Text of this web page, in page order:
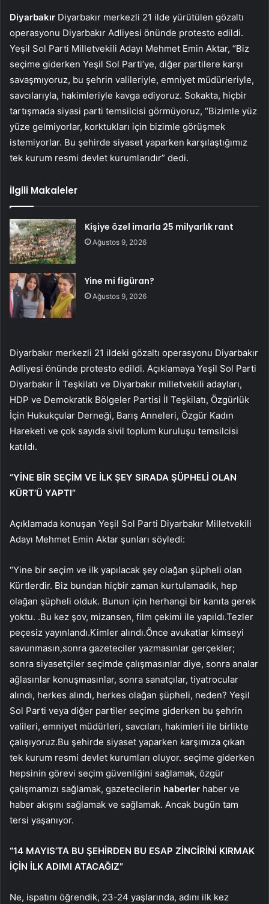
Diyarbakır Diyarbakır merkezli 21 ilde yürütülen gözaltı
operasyonu Diyarbakır Adliyesi önünde protesto edildi.
Yeşil Sol Parti Milletvekili Adayı Mehmet Emin Aktar, “Biz
seçime giderken Yeşil Sol Parti’ye, diğer partilere karşı
savaşmıyoruz, bu şehrin valileriyle, emniyet müdürleriyle,
savcılarıyla, hakimleriyle kavga ediyoruz. Sokakta, hiçbir
tartışmada siyasi parti temsilcisi görmüyoruz, “Bizimle yüz
yüze gelmiyorlar, korktukları için bizimle görüşmek
istemiyorlar. Bu şehirde siyaset yaparken karşılaştığımız
tek kurum resmi devlet kurumlarıdır” dedi.
İlgili Makaleler
Kişiye özel imarla 25 milyarlık rant
Ağustos 9, 2026
Yine mi figüran?
Ağustos 9, 2026
Diyarbakır merkezli 21 ildeki gözaltı operasyonu Diyarbakır
Adliyesi önünde protesto edildi. Açıklamaya Yeşil Sol Parti
Diyarbakır İl Teşkilatı ve Diyarbakır milletvekili adayları,
HDP ve Demokratik Bölgeler Partisi İl Teşkilatı, Özgürlük
İçin Hukukçular Derneği, Barış Anneleri, Özgür Kadın
Hareketi ve çok sayıda sivil toplum kuruluşu temsilcisi
katıldı.
“YİNE BİR SEÇİM VE İLK ŞEY SIRADA ŞÜPHELİ OLAN
KÜRT’Ü YAPTI”
Açıklamada konuşan Yeşil Sol Parti Diyarbakır Milletvekili
Adayı Mehmet Emin Aktar şunları söyledi:
“Yine bir seçim ve ilk yapılacak şey olağan şüpheli olan
Kürtlerdir. Biz bundan hiçbir zaman kurtulamadık, hep
olağan şüpheli olduk. Bunun için herhangi bir kanıta gerek
yoktu. .Bu kez şov, mizansen, film çekimi ile yapıldı.Tezler
peçesiz yayınlandı.Kimler alındı.Önce avukatlar kimseyi
savunmasın,sonra gazeteciler yazmasınlar gerçekler;
sonra siyasetçiler seçimde çalışmasınlar diye, sonra analar
ağlasınlar konuşmasınlar, sonra sanatçılar, tiyatrocular
alındı, herkes alındı, herkes olağan şüpheli, neden? Yeşil
Sol Parti veya diğer partiler seçime giderken bu şehrin
valileri, emniyet müdürleri, savcıları, hakimleri ile birlikte
çalışıyoruz.Bu şehirde siyaset yaparken karşımıza çıkan
tek kurum resmi devlet kurumları oluyor. seçime giderken
hepsinin görevi seçim güvenliğini sağlamak, özgür
çalışmamızı sağlamak, gazetecilerin haberler haber ve
haber akışını sağlamak ve sağlamak. Ancak bugün tam
tersi yaşanıyor.
“14 MAYIS’TA BU ŞEHİRDEN BU ESAP ZİNCİRİNİ KIRMAK
İÇİN İLK ADIMI ATACAĞIZ”
Ne, ispatını öğrendik, 23-24 yaşlarında, adını ilk kez